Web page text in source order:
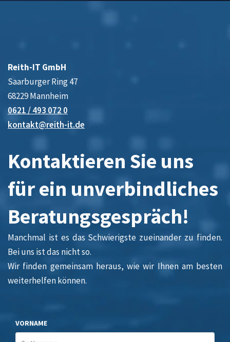
Reith-IT GmbH
Saarburger Ring 47
68229 Mannheim
0621 / 493 072 0
kontakt@reith-it.de
Kontaktieren Sie uns
für ein unverbindliches
Beratungsgespräch!
Manchmal ist es das Schwierigste zueinander zu finden.
Bei uns ist das nicht so.
Wir finden gemeinsam heraus, wie wir Ihnen am besten
weiterhelfen können.
VORNAME